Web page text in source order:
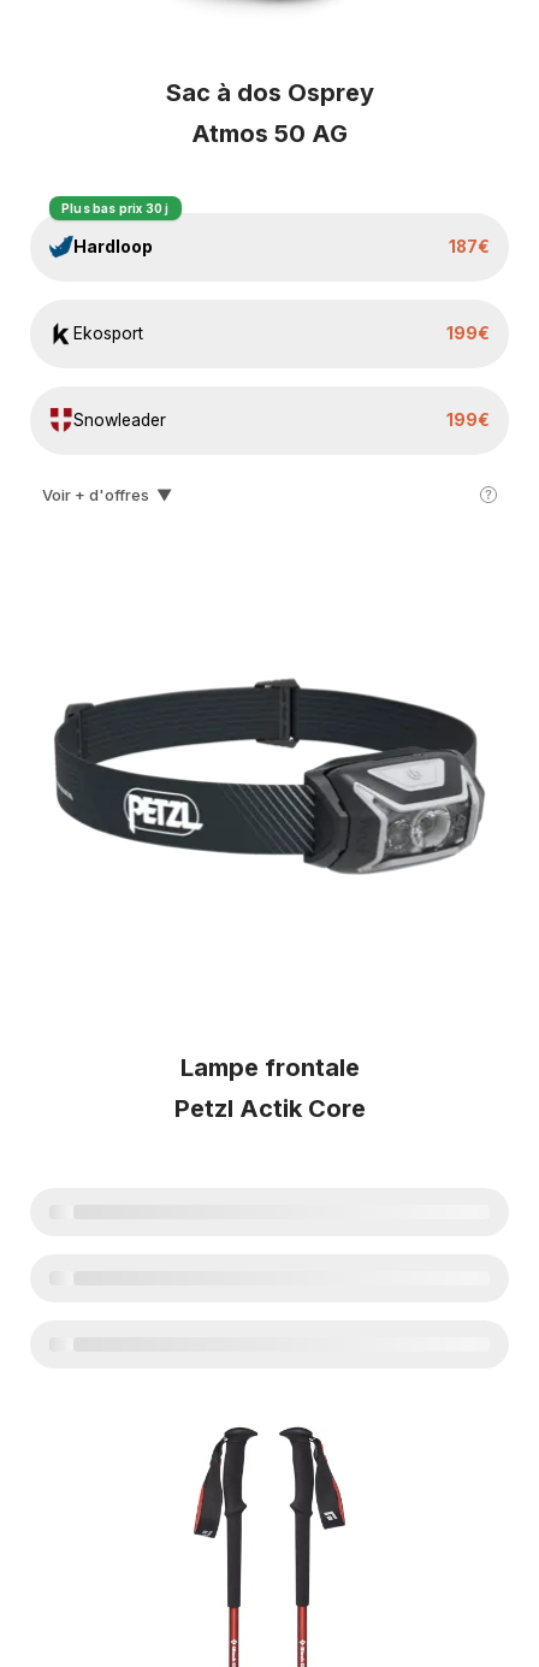
Sac à dos Osprey
Atmos 50 AG
Hardloop 187€
Plus bas prix 30 j
Ekosport 199€
Snowleader 199€
I-run 250€
Voir + d'offres ▼
Lampe frontale
Petzl Actik Core